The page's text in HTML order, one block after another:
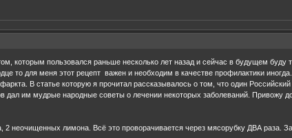
которым пользовался раньше несколько лет назад и сейчас в будущем буду
то для меня этот рецепт важен и необходим в качестве профилактики
В статье которую я прочитал рассказывалось о том, что один
дал им мудрые народные советы о лечении некоторых заболеваний. Привожу
2 неочищенных лимона. Всё это проворачивается через мясорубку ДВА раза.